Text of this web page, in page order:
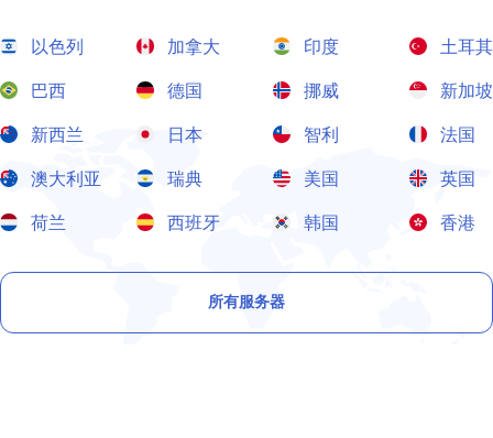
以色列 加拿大 印度 土耳其
巴西 德国 挪威 新加坡
新西兰 日本 智利 法国
澳大利亚 瑞典 美国 英国
荷兰 西班牙 韩国 香港
所有服务器